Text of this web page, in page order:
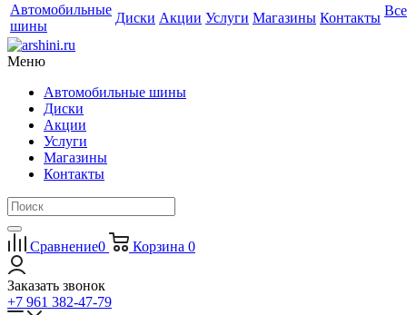
Автомобильные
шины
Диски Акции Услуги Магазины Контакты Все
Меню
Автомобильные шины
Диски
Акции
Услуги
Магазины
Контакты
Сравнение0 Корзина 0
Заказать звонок
+7 961 382-47-79